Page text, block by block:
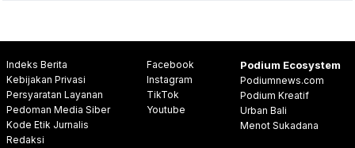
Indeks Berita
Kebijakan Privasi
Persyaratan Layanan
Pedoman Media Siber
Kode Etik Jurnalis
Redaksi
Facebook
Instagram
TikTok
Youtube
Podium Ecosystem
Podiumnews.com
Podium Kreatif
Urban Bali
Menot Sukadana